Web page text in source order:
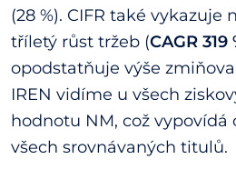
(28 %). CIFR také vykazuje
tříletý růst tržeb (CAGR 319
opodstatňuje výše
IREN vidíme u všech
hodnotu NM, což vypovídá
všech srovnávaných titulů.